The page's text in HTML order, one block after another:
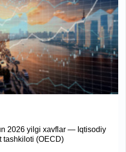
2026 yilgi xavflar — Iqtisodiy
tashkiloti (OECD)